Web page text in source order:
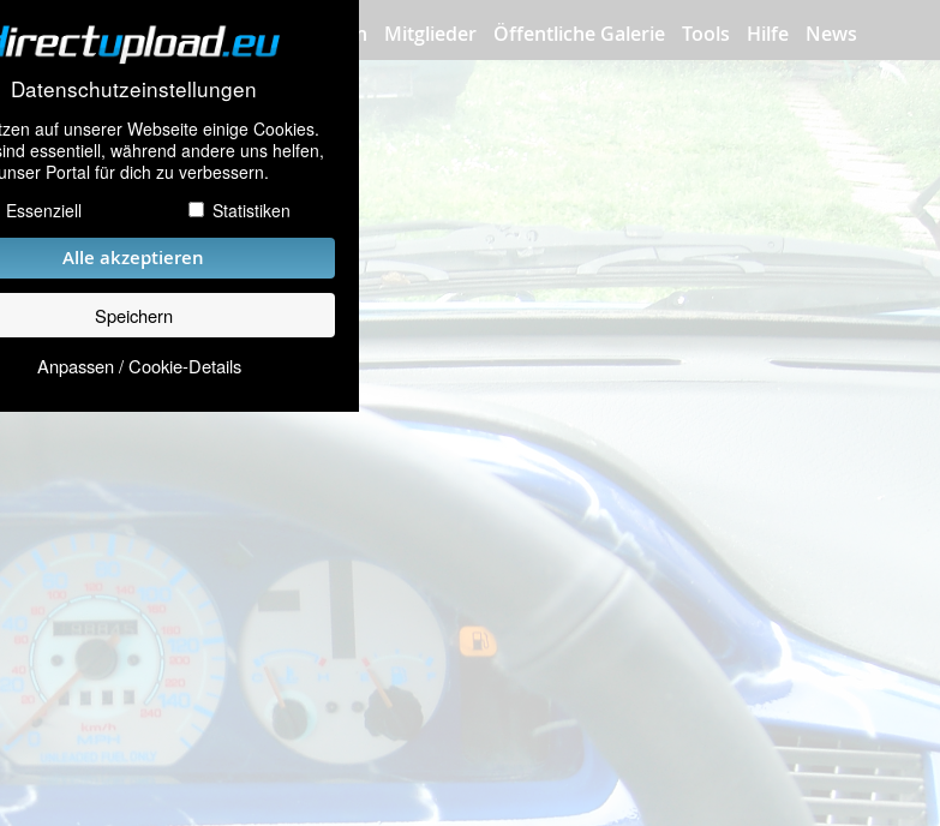
Datenschutzeinstellungen
auf unserer Webseite einige Cookies.
essentiell, während andere uns helfen,
unser Portal für dich zu verbessern.
Essenziell
Statistiken
Alle akzeptieren
Speichern
Anpassen / Cookie-Details
Bilder hochladen Mitglieder Öffentliche Galerie Tools Hilfe News